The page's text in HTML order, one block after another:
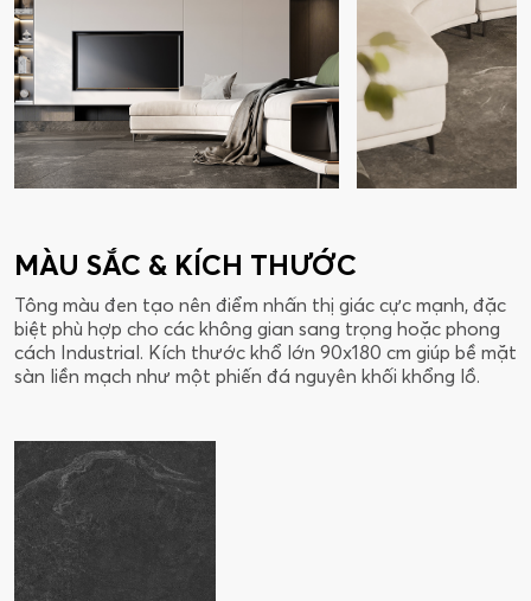
MÀU SẮC & KÍCH THƯỚC
Tông màu đen tạo nên điểm nhấn thị giác cực mạnh, đặc
biệt phù hợp cho các không gian sang trọng hoặc phong
cách Industrial. Kích thước khổ lớn 90x180 cm giúp bề mặt
sàn liền mạch như một phiến đá nguyên khối khổng lồ.